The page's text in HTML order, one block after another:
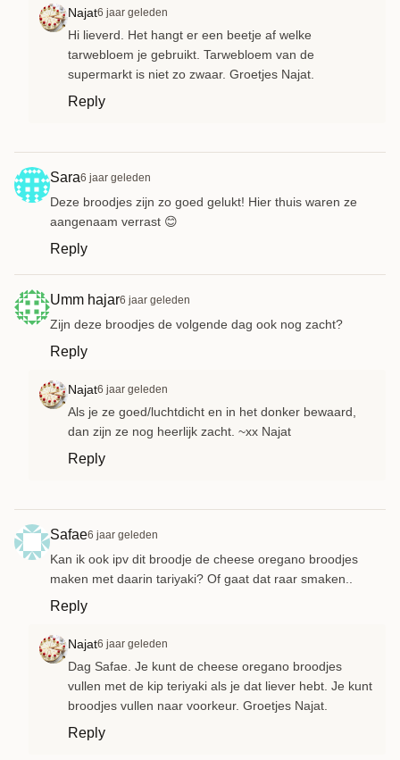
Najat6 jaar geleden
Hi lieverd. Het hangt er een beetje af welke
tarwebloem je gebruikt. Tarwebloem van de
supermarkt is niet zo zwaar. Groetjes Najat.
Reply
Sara6 jaar geleden
Deze broodjes zijn zo goed gelukt! Hier thuis waren ze
aangenaam verrast 😊
Reply
Umm hajar6 jaar geleden
Zijn deze broodjes de volgende dag ook nog zacht?
Reply
Najat6 jaar geleden
Als je ze goed/luchtdicht en in het donker bewaard,
dan zijn ze nog heerlijk zacht. ~xx Najat
Reply
Safae6 jaar geleden
Kan ik ook ipv dit broodje de cheese oregano broodjes
maken met daarin tariyaki? Of gaat dat raar smaken..
Reply
Najat6 jaar geleden
Dag Safae. Je kunt de cheese oregano broodjes
vullen met de kip teriyaki als je dat liever hebt. Je kunt
broodjes vullen naar voorkeur. Groetjes Najat.
Reply